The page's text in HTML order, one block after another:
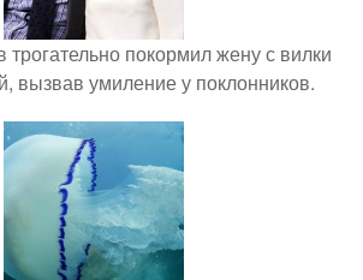
покормил жену с вилки
вызвав умиление у поклонников.